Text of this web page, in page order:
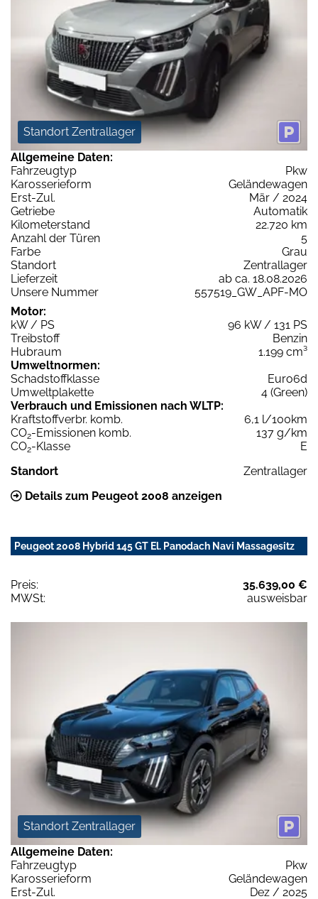
Standort Zentrallager
Allgemeine Daten:
Fahrzeugtyp
Pkw
Karosserieform
Geländewagen
Erst-Zul.
Mär / 2024
Getriebe
Automatik
Kilometerstand
22.720 km
Anzahl der Türen
5
Farbe
Grau
Standort
Zentrallager
Lieferzeit
ab ca. 18.08.2026
Unsere Nummer
557519_GW_APF-MO
Motor:
kW / PS
96 kW / 131 PS
Treibstoff
Benzin
Hubraum
1.199 cm³
Umweltnormen:
Schadstoffklasse
Euro6d
Umweltplakette
4 (Green)
Verbrauch und Emissionen nach WLTP:
Kraftstoffverbr. komb.
6,1 l/100km
CO2-Emissionen komb.
137 g/km
CO2-Klasse
E
Standort
Zentrallager
Details zum Peugeot 2008 anzeigen
Peugeot 2008 Hybrid 145 GT El. Panodach Navi Massagesitz
Preis:
35.639,00 €
MWSt:
ausweisbar
Standort Zentrallager
Allgemeine Daten:
Fahrzeugtyp
Pkw
Karosserieform
Geländewagen
Erst-Zul.
Dez / 2025